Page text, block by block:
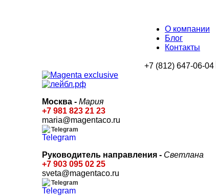
О компании
Блог
Контакты
+7 (812) 647-06-04
Москва - Мария
+7 981 823 21 23
maria@magentaco.ru
Telegram
Руководитель направления - Светлана
+7 903 095 02 25
sveta@magentaco.ru
Telegram